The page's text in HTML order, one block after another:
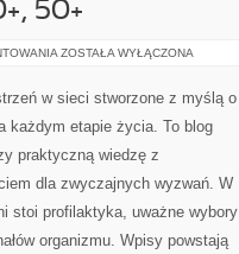
50+
ZDROWIE
30+,
40+,
ZOSTAŁA WYŁĄCZONA
w sieci stworzone z myślą o
każdym etapie życia. To blog
praktyczną wiedzę z
dla zwyczajnych wyzwań. W
stoi profilaktyka, uważne wybory
organizmu. Wpisy powstają